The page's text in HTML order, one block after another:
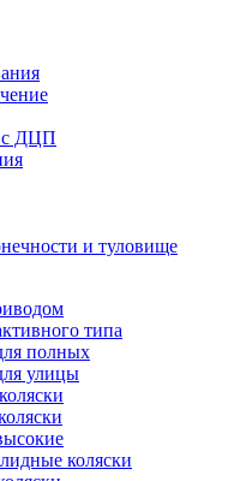
с ДЦП
и туловище
типа
полных
улицы
коляски